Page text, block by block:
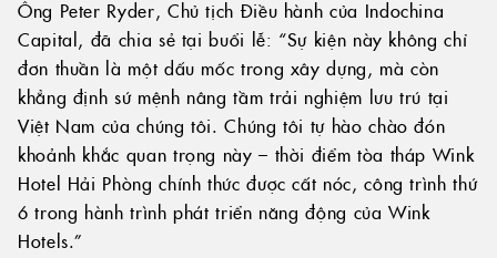
Ông Peter Ryder, Chủ tịch Điều hành của Indochina
Capital, đã chia sẻ tại buổi lễ: “Sự kiện này không chỉ
đơn thuần là một dấu mốc trong xây dựng, mà còn
khẳng định sứ mệnh nâng tầm trải nghiệm lưu trú tại
Việt Nam của chúng tôi. Chúng tôi tự hào chào đón
khoảnh khắc quan trọng này – thời điểm tòa tháp Wink
Hotel Hải Phòng chính thức được cất nóc, công trình thứ
6 trong hành trình phát triển năng động của Wink
Hotels.”